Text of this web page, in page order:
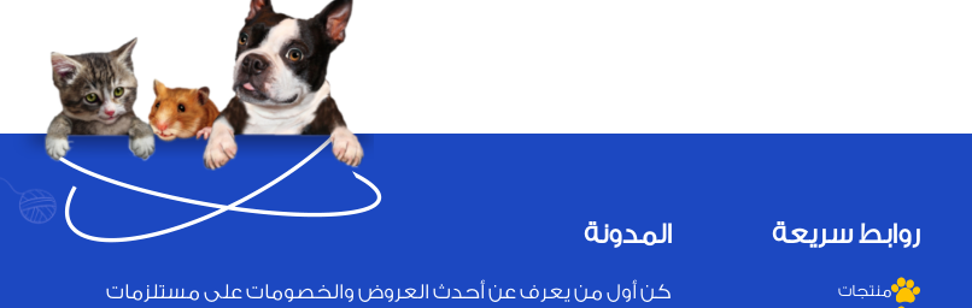
روابط سريعة
منتجات
المدونة
كن أول من يعرف عن أحدث العروض والخصومات على مستلزمات